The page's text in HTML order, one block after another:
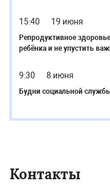
15:40 19 июня
Репродуктивное
ребёнка и не упустить
9:30 8 июня
Будни социальной
Контакты